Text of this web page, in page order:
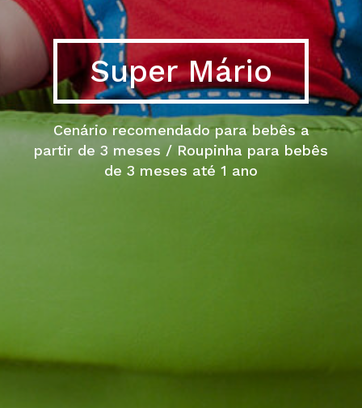
Super Mário
Cenário recomendado para bebês a
partir de 3 meses / Roupinha para bebês
de 3 meses até 1 ano